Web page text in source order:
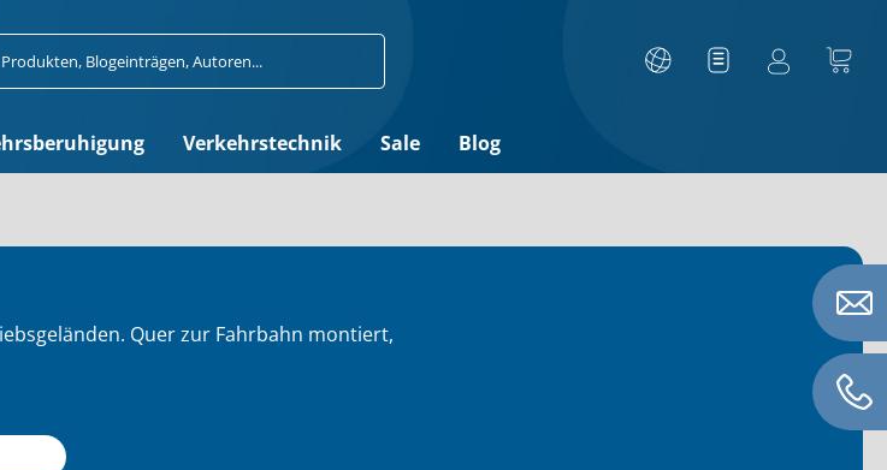
Verkehrstechnik Sale Blog
Quer zur Fahrbahn montiert,